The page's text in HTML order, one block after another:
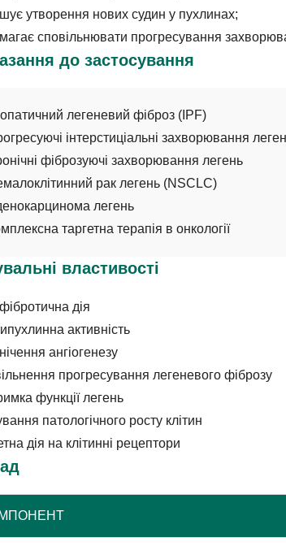
утворення нових судин у пухлинах;
сповільнювати прогресування
до застосування
легеневий фіброз (IPF)
інтерстиціальні захворювання
фіброзуючі захворювання легень
рак легень (NSCLC)
легень
таргетна терапія в онкології
властивості
дія
активність
ангіогенезу
прогресування легеневого фіброзу
функції легень
патологічного росту клітин
дія на клітинні рецептори